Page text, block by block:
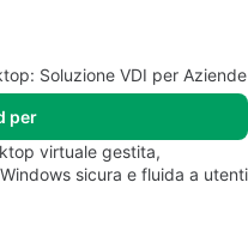
Soluzione VDI per Aziende
per
virtuale gestita,
sicura e fluida a utenti